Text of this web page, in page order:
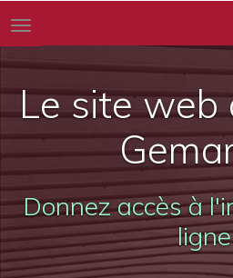
Toggle
navigation
Le site web
Donnez accès à
ligne